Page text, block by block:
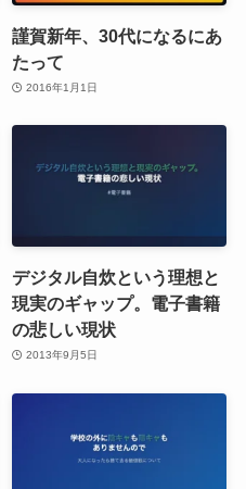
謹賀新年、30代になるにあ
たって
2016年1月1日
デジタル自炊という理想と
現実のギャップ。電子書籍
の悲しい現状
2013年9月5日